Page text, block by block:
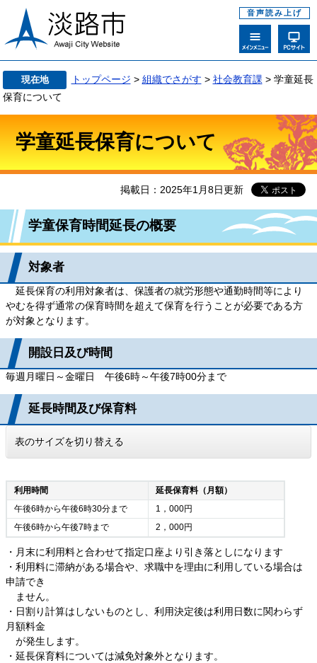
音声読み上げ
現在地 トップページ > 組織でさがす > 社会教育課 > 学童延長
保育について
学童延長保育について
掲載日：2025年1月8日更新
学童保育時間延長の概要
対象者
延長保育の利用対象者は、保護者の就労形態や通勤時間等により
やむを得ず通常の保育時間を超えて保育を行うことが必要である方
が対象となります。
開設日及び時間
毎週月曜日～金曜日 午後6時～午後7時00分まで
延長時間及び保育料
表のサイズを切り替える
利用時間
延長保育料（月額）
午後6時から午後6時30分まで
1，000円
午後6時から午後7時まで
2，000円
・月末に利用料と合わせて指定口座より引き落としになります
・利用料に滞納がある場合や、求職中を理由に利用している場合は
申請でき
ません。
・日割り計算はしないものとし、利用決定後は利用日数に関わらず
月額料金
が発生します。
・延長保育料については減免対象外となります。